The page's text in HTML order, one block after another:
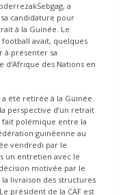
a
candidature pour
à la Guinée. Le
avait, quelques
à présenter sa
d’Afrique des Nations en
a été retirée à la Guinée.
perspective d’un retrait
fait polémique entre la
guinéenne au
vendredi par le
un entretien avec le
motivée par le
livraison des structures
président de la CAF est